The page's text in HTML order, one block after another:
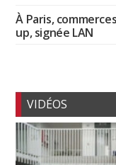
À Paris,
up, signée LAN
VIDÉOS